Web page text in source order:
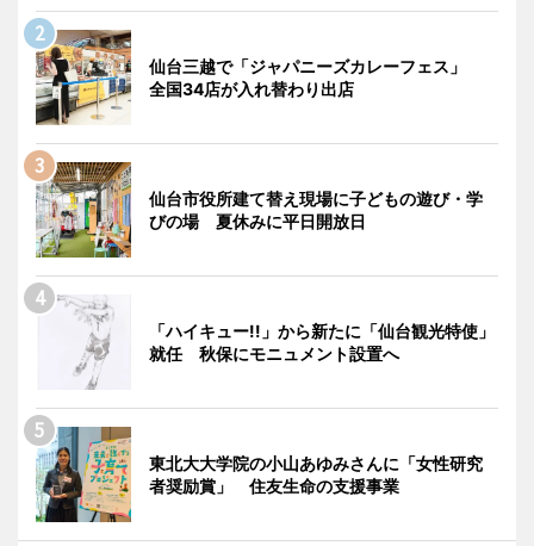
仙台三越で「ジャパニーズカレーフェス」
全国34店が入れ替わり出店
仙台市役所建て替え現場に子どもの遊び・学
びの場 夏休みに平日開放日
「ハイキュー!!」から新たに「仙台観光特使」
就任 秋保にモニュメント設置へ
東北大大学院の小山あゆみさんに「女性研究
者奨励賞」 住友生命の支援事業